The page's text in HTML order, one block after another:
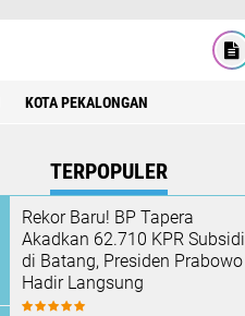
KOTA PEKALONGAN
TERPOPULER
Rekor Baru! BP Tapera
Akadkan 62.710 KPR Subsidi
di Batang, Presiden Prabowo
Hadir Langsung